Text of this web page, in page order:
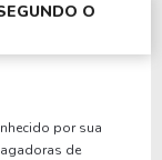
O
por sua
de